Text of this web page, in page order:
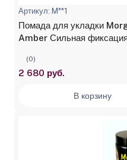
Артикул: M**1
Помада для укладки
Amber Сильная
(0)
2 680 руб.
В корзину